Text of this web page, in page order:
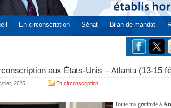
En circonscription Sénat Bilan de mandat
aux États-Unis – Atlanta (13-15
2025 En circonscription
Toute ma gratitude à